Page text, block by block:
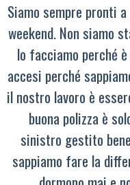
Siamo sempre pronti
weekend. Non siamo
lo facciamo perché
accesi perché
il nostro lavoro è
buona polizza è
sinistro gestito
sappiamo fare la